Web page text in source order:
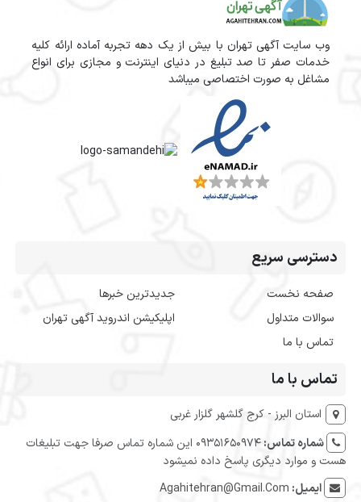
وب سایت آگهی تهران با بیش از یک دهه تجربه آماده ارائه کلیه
خدمات صفر تا صد تبلیغ در دنیای اینترنت و مجازی برای انواع
مشاغل به صورت اختصاصی میباشد
دسترسی سریع
صفحه نخست
سوالات متداول
تماس با ما
جدیدترین خبرها
اپلیکیشن اندروید آگهی تهران
تماس با ما
استان البرز - کرج گلشهر گلزار غربی
شماره تماس:
09351650974 این شماره تماس صرفا جهت تبلیغات
هست و موارد دیگری پاسخ داده نمیشود
ایمیل: Agahitehran@Gmail.Com